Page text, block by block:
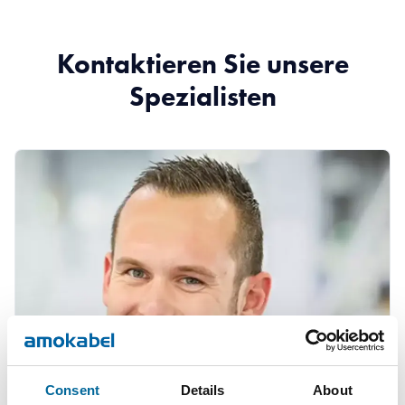
Consent Details About
Kontaktieren Sie unsere
Spezialisten